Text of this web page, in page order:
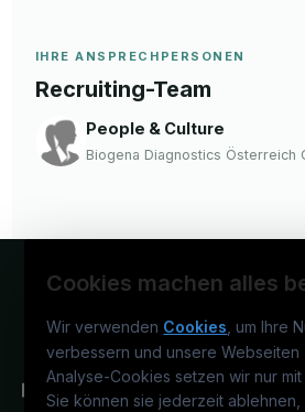
IHRE ANSPRECHPERSONEN
Recruiting-Team
People & Culture
Biogena Diagnostics Österreich
Cookies machen alles
Wir verwenden Cookies , um Ihre
verbessern und unsere Webseiten
Analyse-Cookies setzen wir nur mit
Sie können sie jederzeit